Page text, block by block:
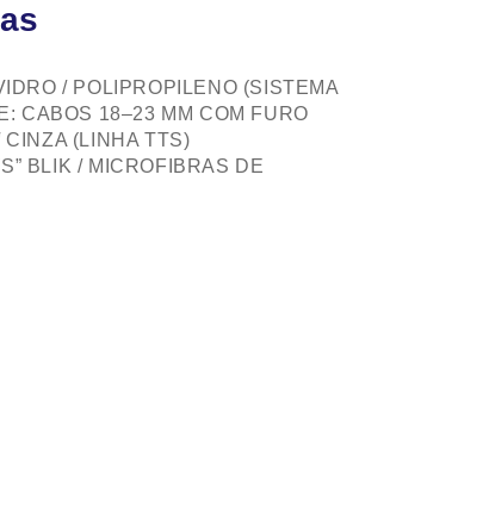
/ POLIPROPILENO (SISTEMA
CABOS 18–23 MM COM FURO
(LINHA TTS)
BLIK / MICROFIBRAS DE